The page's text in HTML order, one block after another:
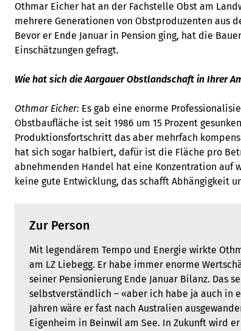
Othmar Eicher hat an der Fachstelle Obst am
mehrere Generationen von Obstproduzenten aus
Bevor er Ende Januar in Pension ging, hat die
Einschätzungen gefragt.
Wie hat sich die Aargauer Obstlandschaft in Ihrer
Othmar Eicher: Es gab eine enorme
Obstbaufläche ist seit 1986 um 15 Prozent
Produktionsfortschritt das aber mehrfach
hat sich sogar halbiert, dafür ist die Fläche pro
abnehmenden Handel hat eine Konzentration auf
keine gute Entwicklung, das schafft Abhängigkeit
Zur Person
Mit legendärem Tempo und Energie wirkte
am LZ Liebegg. Er habe immer enorme
seiner Pensionierung Ende Januar Bilanz. Das
selbstverständlich – «aber ich habe ja auch in
Jahren wäre er fast nach Australien
Eigenheim in Beinwil am See. In Zukunft wird